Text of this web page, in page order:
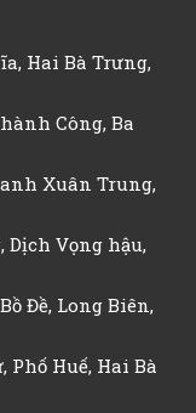
Hai Bà Trưng,
Công, Ba
Xuân Trung,
Dịch Vọng hậu,
Đề, Long Biên,
Phố Huế, Hai Bà